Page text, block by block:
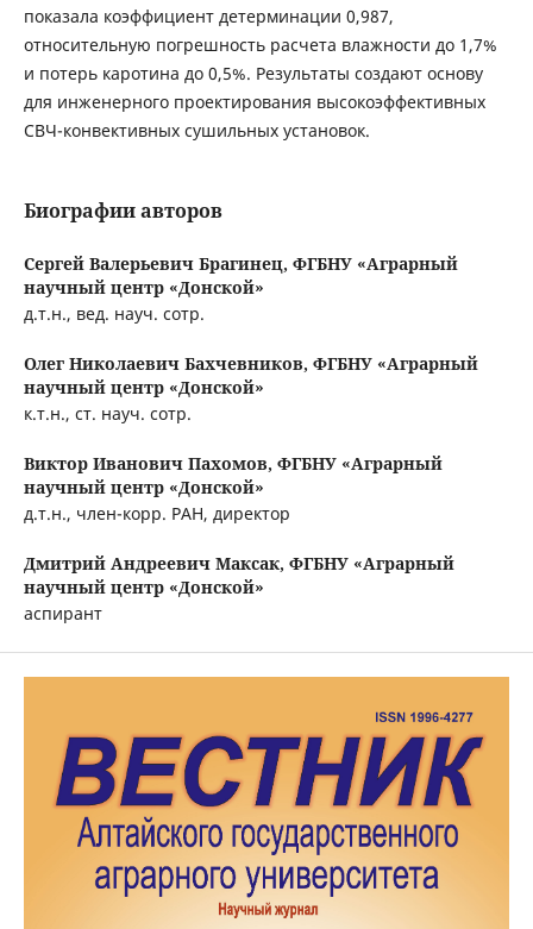
показала коэффициент детерминации 0,987,
относительную погрешность расчета влажности до 1,7%
и потерь каротина до 0,5%. Результаты создают основу
для инженерного проектирования высокоэффективных
СВЧ-конвективных сушильных установок.
Биографии авторов
Сергей Валерьевич Брагинец, ФГБНУ «Аграрный
научный центр «Донской»
д.т.н., вед. науч. сотр.
Олег Николаевич Бахчевников, ФГБНУ «Аграрный
научный центр «Донской»
к.т.н., ст. науч. сотр.
Виктор Иванович Пахомов, ФГБНУ «Аграрный
научный центр «Донской»
д.т.н., член-корр. РАН, директор
Дмитрий Андреевич Максак, ФГБНУ «Аграрный
научный центр «Донской»
аспирант